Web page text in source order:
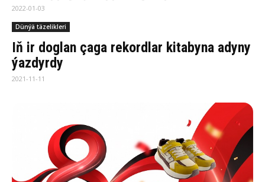
2022-01-03
Dünýä täzelikleri
Iň ir doglan çaga rekordlar kitabyna adyny
ýazdyrdy
2021-11-11